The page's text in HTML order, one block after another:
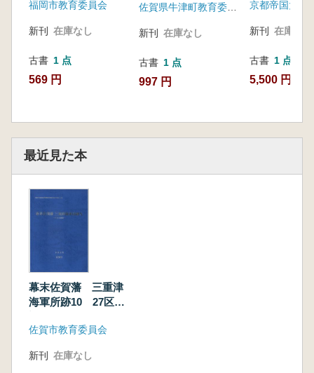
福岡市教育委員会
新刊 在庫なし
古書 1 点
569 円
佐賀県牛津町教育委員会
新刊 在庫なし
古書 1 点
997 円
京都帝国大学
新刊 在庫なし
古書 1 点
5,500 円
最近見た本
幕末佐賀藩 三重津
海軍所跡10 27区の
佐賀市教育委員会
新刊 在庫なし